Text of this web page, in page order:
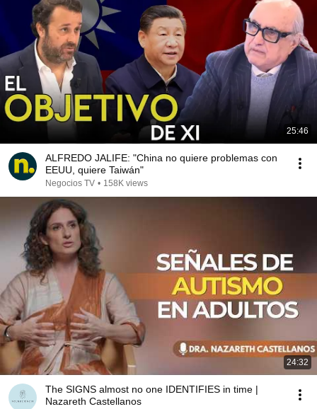
25:46
ALFREDO JALIFE: "China no quiere problemas con
EEUU, quiere Taiwán"
Negocios TV • 158K views
24:32
The SIGNS almost no one IDENTIFIES in time |
Nazareth Castellanos